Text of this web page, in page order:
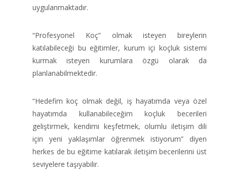
uygulanmaktadır.
“Profesyonel Koç” olmak isteyen bireylerin
katılabileceği bu eğitimler, kurum içi koçluk sistemi
kurmak isteyen kurumlara özgü olarak da
planlanabilmektedir.
“Hedefim koç olmak değil, iş hayatımda veya özel
hayatımda kullanabileceğim koçluk becerileri
geliştirmek, kendimi keşfetmek, olumlu iletişim dili
için yeni yaklaşımlar öğrenmek istiyorum” diyen
herkes de bu eğitime katılarak iletişim becerilerini üst
seviyelere taşıyabilir.